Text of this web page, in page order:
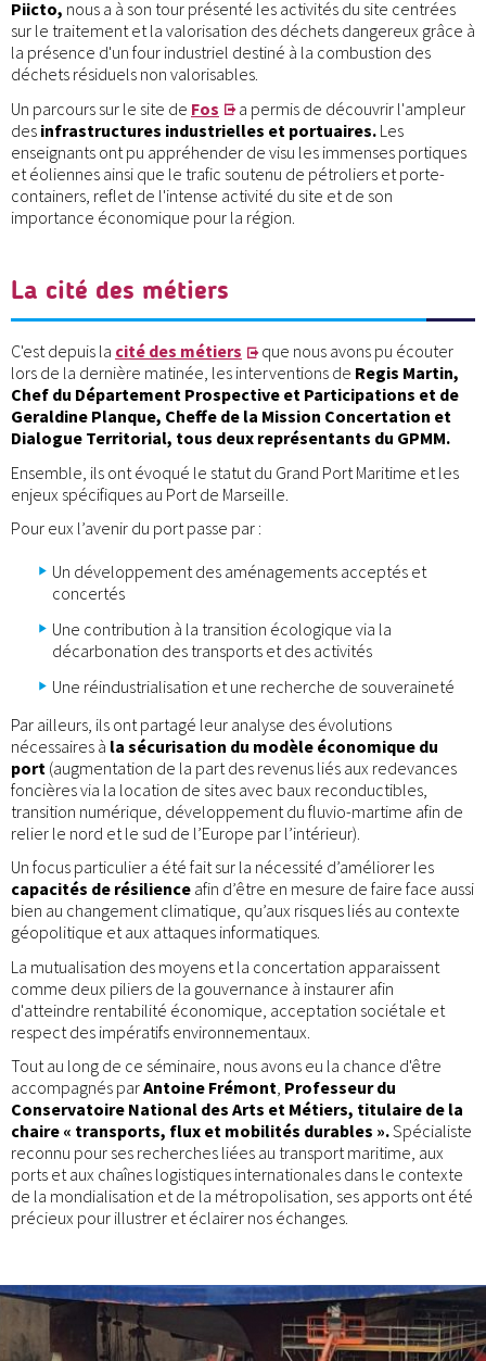
Piicto, nous a à son tour présenté les activités du site centrées
sur le traitement et la valorisation des déchets dangereux grâce à
la présence d'un four industriel destiné à la combustion des
déchets résiduels non valorisables.
Un parcours sur le site de Fos
a permis de découvrir l'ampleur
des infrastructures industrielles et portuaires. Les
enseignants ont pu appréhender de visu les immenses portiques
et éoliennes ainsi que le trafic soutenu de pétroliers et porte-
containers, reflet de l'intense activité du site et de son
importance économique pour la région.
La cité des métiers
C'est depuis la cité des métiers
que nous avons pu écouter
lors de la dernière matinée, les interventions de Regis Martin,
Chef du Département Prospective et Participations et de
Geraldine Planque, Cheffe de la Mission Concertation et
Dialogue Territorial, tous deux représentants du GPMM.
Ensemble, ils ont évoqué le statut du Grand Port Maritime et les
enjeux spécifiques au Port de Marseille.
Pour eux l’avenir du port passe par :
Un développement des aménagements acceptés et
concertés
Une contribution à la transition écologique via la
décarbonation des transports et des activités
Une réindustrialisation et une recherche de souveraineté
Par ailleurs, ils ont partagé leur analyse des évolutions
nécessaires à la sécurisation du modèle économique du
port (augmentation de la part des revenus liés aux redevances
foncières via la location de sites avec baux reconductibles,
transition numérique, développement du fluvio-martime afin de
relier le nord et le sud de l’Europe par l’intérieur).
Un focus particulier a été fait sur la nécessité d’améliorer les
capacités de résilience afin d’être en mesure de faire face aussi
bien au changement climatique, qu’aux risques liés au contexte
géopolitique et aux attaques informatiques.
La mutualisation des moyens et la concertation apparaissent
comme deux piliers de la gouvernance à instaurer afin
d'atteindre rentabilité économique, acceptation sociétale et
respect des impératifs environnementaux.
Tout au long de ce séminaire, nous avons eu la chance d'être
accompagnés parAntoine Frémont, Professeur du
Conservatoire National des Arts et Métiers, titulaire de la
chaire « transports, flux et mobilités durables ».Spécialiste
reconnu pour ses recherches liées au transport maritime, aux
ports et aux chaînes logistiques internationales dans le contexte
de la mondialisation et de la métropolisation, ses apports ont été
précieux pour illustrer et éclairer nos échanges.